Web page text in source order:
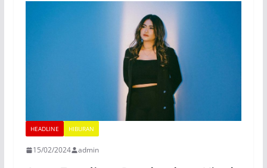
HEADLINE HIBURAN
15/02/2024 admin